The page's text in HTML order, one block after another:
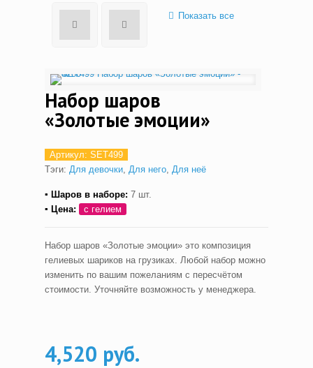
Показать все
Набор шаров
«Золотые эмоции»
Артикул: SET499
Тэги: Для девочки, Для него, Для неё
▪ Шаров в наборе: 7 шт.
▪ Цена:
с гелием
Набор шаров «Золотые эмоции» это композиция
гелиевых шариков на грузиках. Любой набор можно
изменить по вашим пожеланиям с пересчётом
стоимости. Уточняйте возможность у менеджера.
4,520 руб.